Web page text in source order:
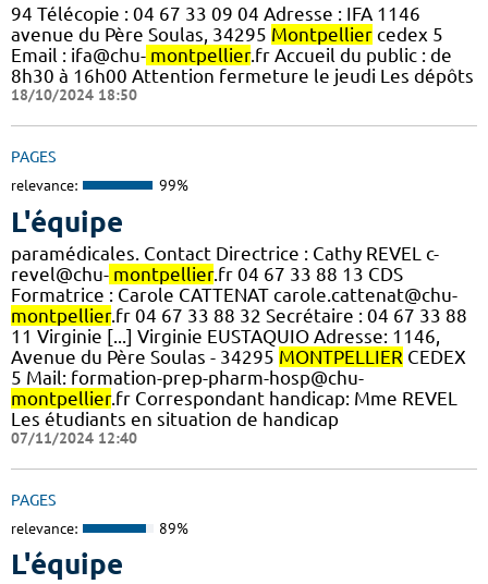
94 Télécopie : 04 67 33 09 04 Adresse : IFA 1146
avenue du Père Soulas, 34295 Montpellier cedex 5
Email : ifa@chu- montpellier.fr Accueil du public : de
8h30 à 16h00 Attention fermeture le jeudi Les dépôts
18/10/2024 18:50
PAGES
relevance: 99%
L'équipe
paramédicales. Contact Directrice : Cathy REVEL c-
revel@chu- montpellier.fr 04 67 33 88 13 CDS
Formatrice : Carole CATTENAT carole.cattenat@chu-
montpellier.fr 04 67 33 88 32 Secrétaire : 04 67 33 88
11 Virginie [...] Virginie EUSTAQUIO Adresse: 1146,
Avenue du Père Soulas - 34295 MONTPELLIER CEDEX
5 Mail: formation-prep-pharm-hosp@chu-
montpellier.fr Correspondant handicap: Mme REVEL
Les étudiants en situation de handicap
07/11/2024 12:40
PAGES
relevance: 89%
L'équipe